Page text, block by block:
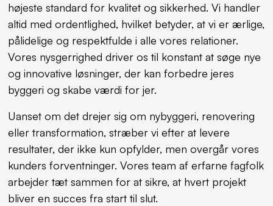
højeste standard for kvalitet og sikkerhed. Vi handler
altid med ordentlighed, hvilket betyder, at vi er ærlige,
pålidelige og respektfulde i alle vores relationer.
Vores nysgerrighed driver os til konstant at søge nye
og innovative løsninger, der kan forbedre jeres
byggeri og skabe værdi for jer.
Uanset om det drejer sig om nybyggeri, renovering
eller transformation, stræber vi efter at levere
resultater, der ikke kun opfylder, men overgår vores
kunders forventninger. Vores team af erfarne fagfolk
arbejder tæt sammen for at sikre, at hvert projekt
bliver en succes fra start til slut.